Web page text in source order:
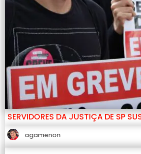
SERVIDORES DA JUSTIÇA DE SP
agamenon